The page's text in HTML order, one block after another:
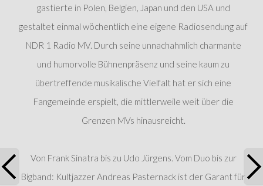
gastierte in Polen, Belgien, Japan und den USA und
gestaltet einmal wöchentlich eine eigene Radiosendung auf
NDR 1 Radio MV. Durch seine unnachahmlich charmante
und humorvolle Bühnenpräsenz und seine kaum zu
übertreffende musikalische Vielfalt hat er sich eine
Fangemeinde erspielt, die mittlerweile weit über die
Grenzen MVs hinausreicht.
Von Frank Sinatra bis zu Udo Jürgens. Vom Duo bis zur
Bigband: Kultjazzer Andreas Pasternack ist der Garant für